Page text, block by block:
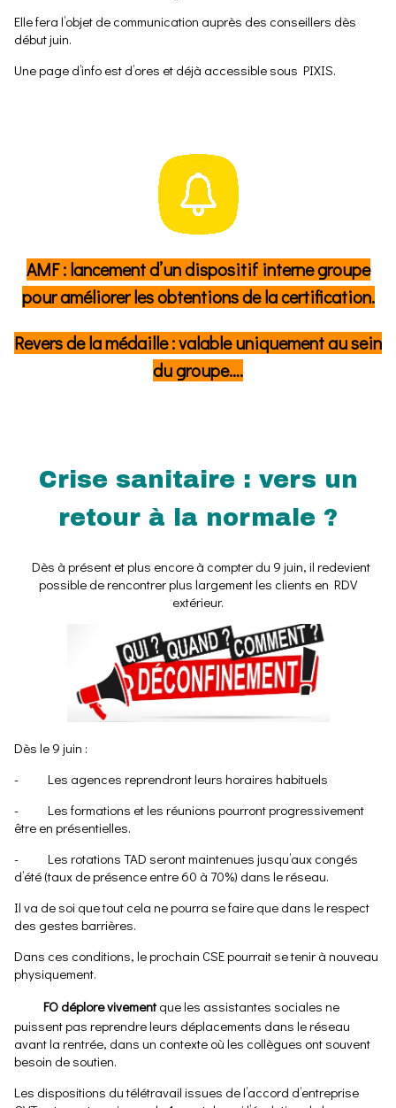
Elle fera l’objet de communication auprès des conseillers dès
début juin.
Une page d’info est d’ores et déjà accessible sous PIXIS.
AMF : lancement d’un dispositif interne groupe
pour améliorer les obtentions de la certification.
Revers de la médaille : valable uniquement au sein
du groupe….
Crise sanitaire : vers un
retour à la normale ?
Dès à présent et plus encore à compter du 9 juin, il redevient
possible de rencontrer plus largement les clients en RDV
extérieur.
Dès le 9 juin :
- Les agences reprendront leurs horaires habituels
- Les formations et les réunions pourront progressivement
être en présentielles.
- Les rotations TAD seront maintenues jusqu’aux congés
d’été (taux de présence entre 60 à 70%) dans le réseau.
Il va de soi que tout cela ne pourra se faire que dans le respect
des gestes barrières.
Dans ces conditions, le prochain CSE pourrait se tenir à nouveau
physiquement.
FO déplore vivementque les assistantes sociales ne
puissent pas reprendre leurs déplacements dans le réseau
avant la rentrée, dans un contexte où les collègues ont souvent
besoin de soutien.
Les dispositions du télétravail issues de l’accord d’entreprise